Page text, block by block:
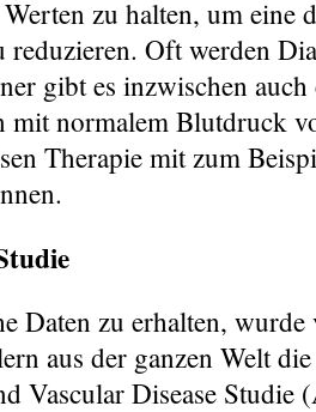
zu halten, um eine
reduzieren. Oft werden
gibt es inzwischen auch
mit normalem Blutdruck
Therapie mit zum
Daten zu erhalten, wurde
aus der ganzen Welt
Vascular Disease